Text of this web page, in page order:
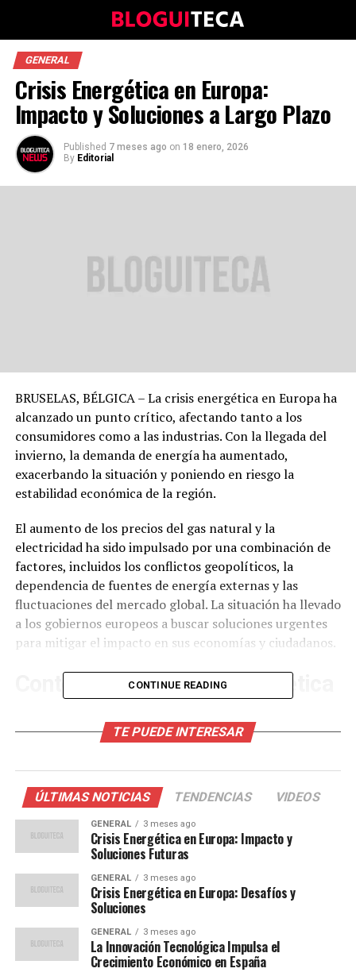
GENERAL
Crisis Energética en Europa:
Impacto y Soluciones a Largo Plazo
Published 7 meses ago on 18 enero, 2026
By Editorial
BRUSELAS, BÉLGICA – La crisis energética en Europa ha
alcanzado un punto crítico, afectando tanto a los
consumidores como a las industrias. Con la llegada del
invierno, la demanda de energía ha aumentado,
exacerbando la situación y poniendo en riesgo la
estabilidad económica de la región.
El aumento de los precios del gas natural y la
electricidad ha sido impulsado por una combinación de
factores, incluidos los conflictos geopolíticos, la
dependencia de fuentes de energía externas y las
fluctuaciones del mercado global. La situación ha llevado
a los gobiernos europeos a buscar soluciones urgentes
para mitigar el impacto en sus economías y ciudadanos.
Contexto de la Crisis Energética
un tema de preocupación durante años. Sin embargo,
problema. Según datos de la Agencia Internacional de
Energía, aproximadamente el 40% del gas importado
por la Unión Europea proviene de Rusia, lo que deja a la
región vulnerable a las interrupciones del suministro.
renovable, aunque necesaria, ha sido más lenta de lo
esperado. La falta de infraestructura adecuada para
almacenar y distribuir energía renovable ha dejado a
muchos países dependientes de fuentes de energía
tradicionales.
CONTINUE READING
TE PUEDE INTERESAR
ÚLTIMAS NOTICIAS TENDENCIAS VIDEOS
GENERAL 3 meses ago
Crisis Energética en Europa: Impacto y
Soluciones Futuras
GENERAL 3 meses ago
Crisis Energética en Europa: Desafíos y
Soluciones
GENERAL 3 meses ago
La Innovación Tecnológica Impulsa el
Crecimiento Económico en España